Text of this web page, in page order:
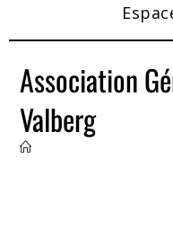
Association
Valberg